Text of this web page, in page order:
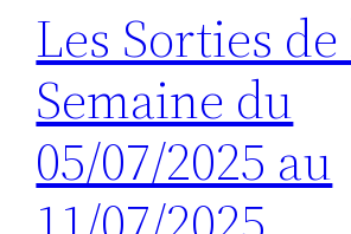
Les Sorties
Semaine du
05/07/2025 au